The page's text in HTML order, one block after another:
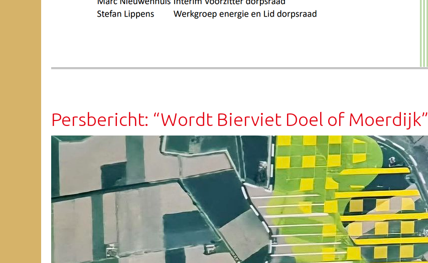
Persbericht: “Wordt Bierviet Doel of Moerdijk”